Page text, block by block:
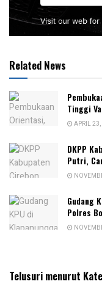
Related News
Tinggi
APRIL
DKPP
Putri,
Gudang
Polres
Telusuri menurut